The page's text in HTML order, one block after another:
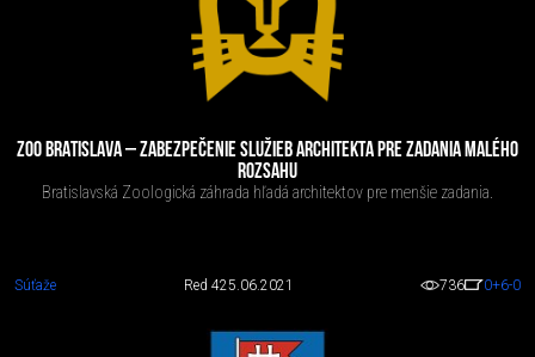
ZOO BRATISLAVA – ZABEZPEČENIE SLUŽIEB ARCHITEKTA PRE ZADANIA MALÉHO
ROZSAHU
Bratislavská Zoologická záhrada hľadá architektov pre menšie zadania.
Súťaže Red 425.06.2021 736 0+6-0